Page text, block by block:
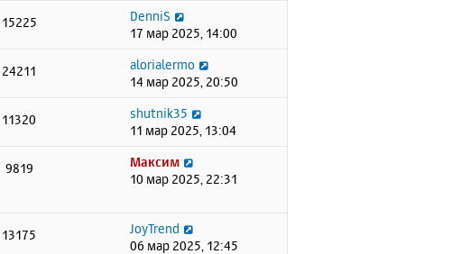
15225
DenniS
17 мар 2025, 14:00
24211
alorialermo
14 мар 2025, 20:50
11320
shutnik35
11 мар 2025, 13:04
9819
Максим
10 мар 2025, 22:31
13175
JoyTrend
06 мар 2025, 12:45